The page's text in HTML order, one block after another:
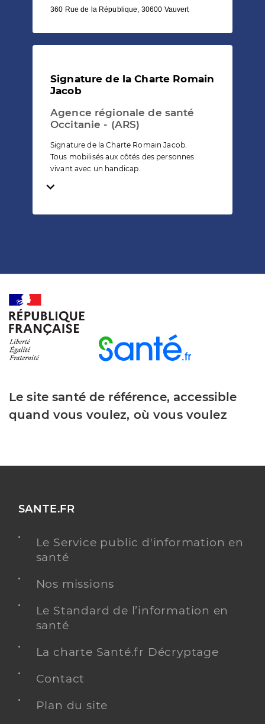
360 Rue de la République, 30600 Vauvert
Signature de la Charte Romain
Jacob
Agence régionale de santé
Occitanie - (ARS)
Signature de la Charte Romain Jacob.
Tous mobilisés aux côtés des personnes
vivant avec un handicap.
Temps de lecture
Le site santé de référence, accessible
quand vous voulez, où vous voulez
SANTE.FR
Le Service public d'information en
santé
Nos missions
Le Standard de l’information en
santé
La charte Santé.fr Décryptage
Contact
Plan du site